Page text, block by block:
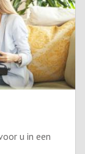
u in een